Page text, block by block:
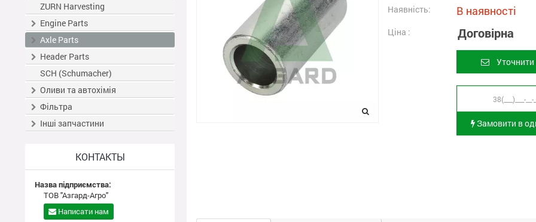
Наявність: В наявності
Ціна : Договірна
Уточнити
Замовити в
ZURN Harvesting
Engine Parts
Axle Parts
Header Parts
SCH (Schumacher)
Оливи та автохімія
Фільтра
Інші запчастини
КОНТАКТЫ
Назва підприємства:
ТОВ "Азгард-Агро"
Написати нам